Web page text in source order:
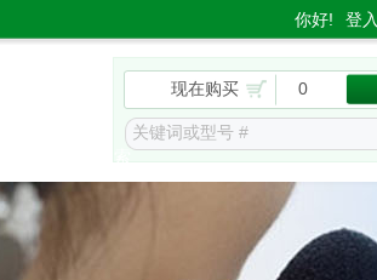
你好! 登入
现在购买
0